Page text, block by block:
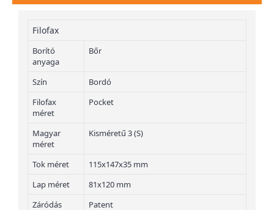
Filofax
Borító
anyaga
Bőr
Szín
Bordó
Filofax
méret
Pocket
Magyar
méret
Kisméretű 3 (S)
Tok méret
115x147x35 mm
Lap méret
81x120 mm
Záródás
Patent